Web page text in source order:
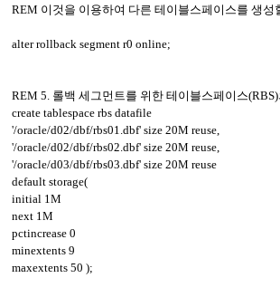
REM 이것을 이용하여 다른 테이블스페이스를 생성
alter rollback segment r0 online;
REM 5. 롤백 세그먼트를 위한 테이블스페이스
create tablespace rbs datafile
'/oracle/d02/dbf/rbs01.dbf' size 20M reuse,
'/oracle/d02/dbf/rbs02.dbf' size 20M reuse,
'/oracle/d03/dbf/rbs03.dbf' size 20M reuse
default storage(
initial 1M
next 1M
pctincrease 0
minextents 9
maxextents 50 );